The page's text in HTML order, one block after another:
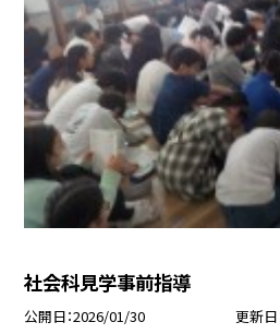
社会科見学事前指導
公開日 2026/01/30 更新日